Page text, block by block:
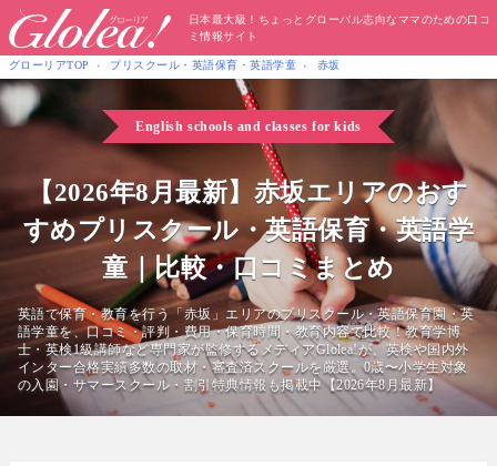
日本最大級！ちょっとグローバル志向なママのための口コ
ミ情報サイト
グローリアTOP プリスクール・英語保育・英語学童 赤坂
English schools and classes for kids
【2026年8月最新】赤坂エリアのおす
すめプリスクール・英語保育・英語学
童｜比較・口コミまとめ
英語で保育・教育を行う「赤坂」エリアのプリスクール・英語保育園・英
語学童を、口コミ・評判・費用・保育時間・教育内容で比較！教育学博
士・英検1級講師など専門家が監修するメディアGlolea!が、英検や国内外
インター合格実績多数の取材・審査済スクールを厳選。0歳〜小学生対象
の入園・サマースクール・割引特典情報も掲載中【2026年8月最新】